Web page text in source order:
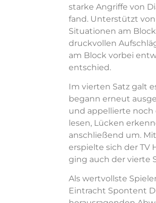
starke Angriffe von
fand. Unterstützt
Situationen am
druckvollen
am Block vorbei
entschied.
Im vierten Satz galt
begann erneut
und appellierte noch
lesen, Lücken
anschließend um.
erspielte sich der TV
ging auch der vierte
Als wertvollste
Eintracht Spontent